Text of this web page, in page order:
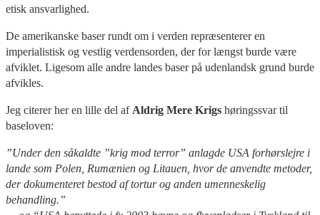
etisk ansvarlighed.
De amerikanske baser rundt om i verden repræsenterer en
imperialistisk og vestlig verdensorden, der for længst burde være
afviklet. Ligesom alle andre landes baser på udenlandsk grund burde
afvikles.
Jeg citerer her en lille del af Aldrig Mere Krigs høringssvar til
baseloven:
”Under den såkaldte ”krig mod terror” anlagde USA forhørslejre i
lande som Polen, Rumænien og Litauen, hvor de anvendte metoder,
der dokumenteret bestod af tortur og anden umenneskelig
behandling.”